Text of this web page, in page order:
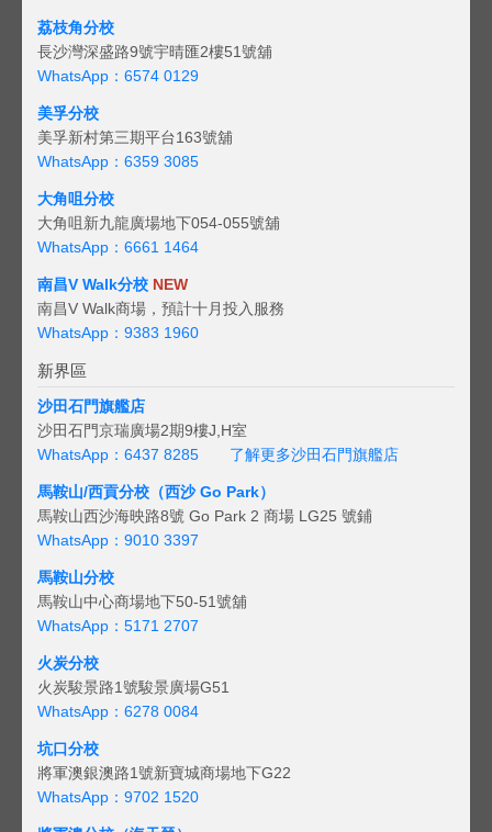
荔枝角分校
長沙灣深盛路9號宇晴匯2樓51號舖
WhatsApp：6574 0129
美孚分校
美孚新村第三期平台163號舖
WhatsApp：6359 3085
大角咀分校
大角咀新九龍廣場地下054-055號舖
WhatsApp：6661 1464
南昌V Walk分校 NEW
南昌V Walk商場，預計十月投入服務
WhatsApp：9383 1960
新界區
沙田石門旗艦店
沙田石門京瑞廣場2期9樓J,H室
WhatsApp：6437 8285
了解更多沙田石門旗艦店
馬鞍山/西貢分校（西沙 Go Park）
馬鞍山西沙海映路8號 Go Park 2 商場 LG25 號鋪
WhatsApp：9010 3397
馬鞍山分校
馬鞍山中心商場地下50-51號舖
WhatsApp：5171 2707
火炭分校
火炭駿景路1號駿景廣場G51
WhatsApp：6278 0084
坑口分校
將軍澳銀澳路1號新寶城商場地下G22
WhatsApp：9702 1520